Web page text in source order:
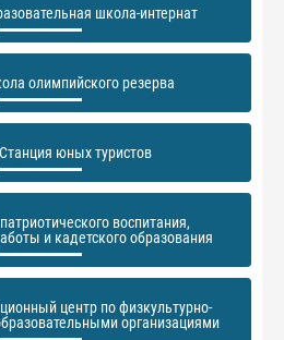
школа-интернат
олимпийского резерва
юных туристов
воспитания,
и кадетского образования
центр по физкультурно-
организациями